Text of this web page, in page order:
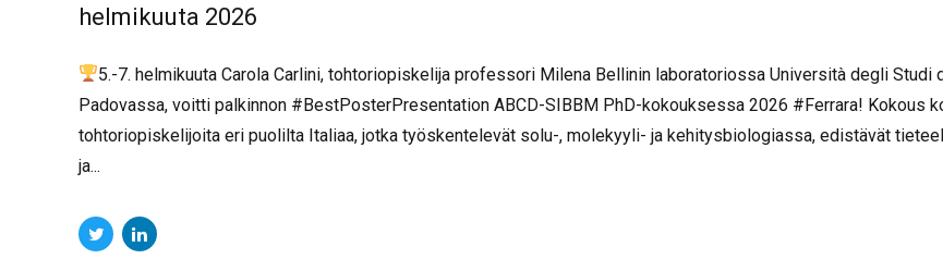
IMPACT EU -hanketutkimus palkittiin
ABCD-SIBBM PhD Meeting 2026 -
tapahtumassa!
helmikuuta 2026